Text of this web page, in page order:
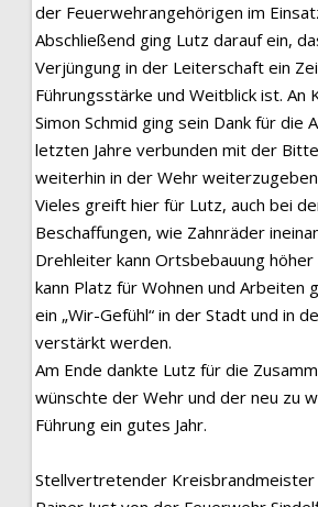
der Feuerwehrangehörigen im
Abschließend ging Lutz darauf ein,
Verjüngung in der Leiterschaft ein
Führungsstärke und Weitblick ist. An
Simon Schmid ging sein Dank für die
letzten Jahre verbunden mit der
weiterhin in der Wehr
Vieles greift hier für Lutz, auch bei
Beschaffungen, wie Zahnräder
Drehleiter kann Ortsbebauung höher
kann Platz für Wohnen und Arbeiten
ein „Wir-Gefühl“ in der Stadt und in
verstärkt werden.
Am Ende dankte Lutz für die
wünschte der Wehr und der neu zu
Führung ein gutes Jahr.
Stellvertretender Kreisbrandmeister